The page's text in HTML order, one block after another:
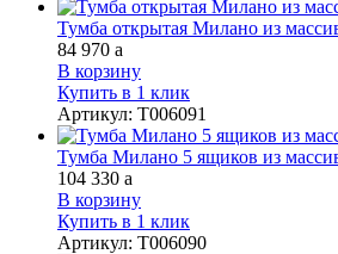
Тумба открытая Милано из
84 970 a
В корзину
Купить в 1 клик
Артикул: Т006091
Тумба Милано 5 ящиков из
104 330 a
В корзину
Купить в 1 клик
Артикул: Т006090